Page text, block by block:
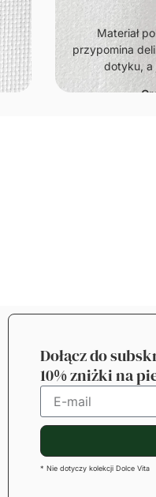
Materiał
przypomina
dotyku, a
Dołącz do
10% zniżki na
* Nie dotyczy kolekcji Dolce Vita